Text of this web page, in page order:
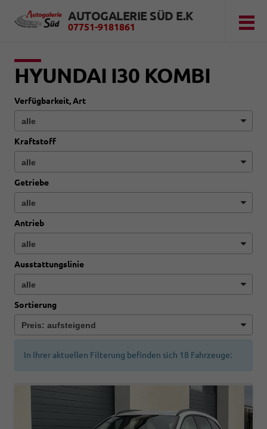
AUTOGALERIE SÜD E.K
07751-9181861
HYUNDAI I30 KOMBI
Verfügbarkeit, Art
Kraftstoff
Getriebe
Antrieb
Ausstattungslinie
Sortierung
In Ihrer aktuellen Filterung befinden sich 18 Fahrzeuge: